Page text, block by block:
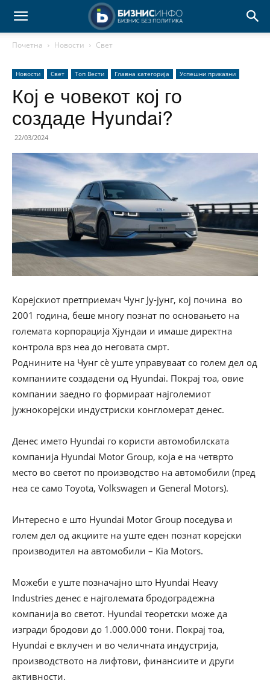
Почетна Новости Свет
Новости Свет Топ Вести Главна категорија Успешни приказни
Кој е човекот кој го
создаде Hyundai?
22/03/2024
Корејскиот претприемач Чунг Ју-јунг, кој почина во
2001 година, беше многу познат по основањето на
големата корпорација Хјундаи и имаше директна
контрола врз неа до неговата смрт.
Роднините на Чунг сè уште управуваат со голем дел од
компаниите создадени од Hyundai. Покрај тоа, овие
компании заедно го формираат најголемиот
јужнокорејски индустриски конгломерат денес.
Денес името Hyundai го користи автомобилската
компанија Hyundai Motor Group, која е на четврто
место во светот по производство на автомобили (пред
неа се само Toyota, Volkswagen и General Motors).
Интересно е што Hyundai Motor Group поседува и
голем дел од акциите на уште еден познат корејски
производител на автомобили – Kia Motors.
Можеби е уште позначајно што Hyundai Heavy
Industries денес е најголемата бродоградежна
компанија во светот. Hyundai теоретски може да
изгради бродови до 1.000.000 тони. Покрај тоа,
Hyundai е вклучен и во челичната индустрија,
производството на лифтови, финансиите и други
активности.